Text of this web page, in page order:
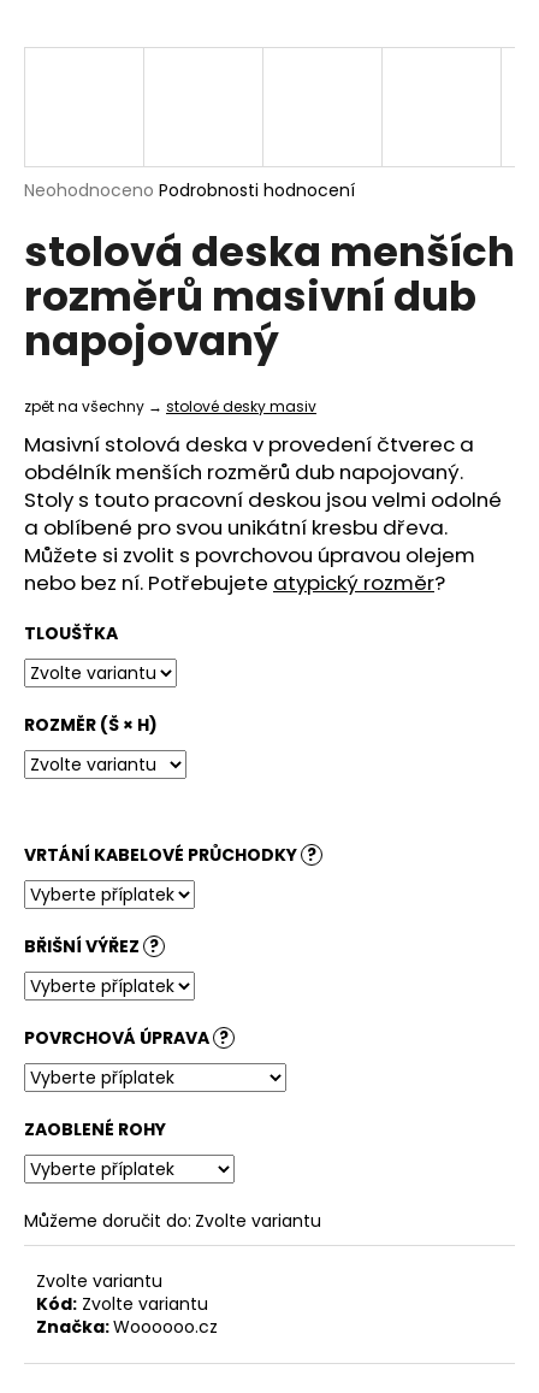
Průměrné
produktu
je
5
hvězdiček.
Neohodnoceno Podrobnosti hodnocení
stolová deska menších
rozměrů masivní dub
napojovaný
zpět na všechny → stolové desky masiv
Masivní stolová deska v provedení čtverec a
obdélník menších rozměrů dub napojovaný.
Stoly s touto pracovní deskou jsou velmi odolné
a oblíbené pro svou unikátní kresbu dřeva.
Můžete si zvolit s povrchovou úpravou olejem
nebo bez ní. Potřebujete atypický rozměr?
TLOUŠŤKA
ROZMĚR (Š × H)
VRTÁNÍ KABELOVÉ PRŮCHODKY ?
BŘIŠNÍ VÝŘEZ ?
POVRCHOVÁ ÚPRAVA ?
ZAOBLENÉ ROHY
Můžeme doručit do: Zvolte variantu
Zvolte variantu
Kód: Zvolte variantu
Značka:Woooooo.cz
j
?
o
p
o
r
u
č
u
j
e
m
e
STOLOVÁ
DESKA
PŮLKRUH
4
500
Kč